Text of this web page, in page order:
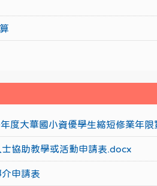
度大華國小資優學生縮短修業年
士協助教學或活動申請表.docx
申請表